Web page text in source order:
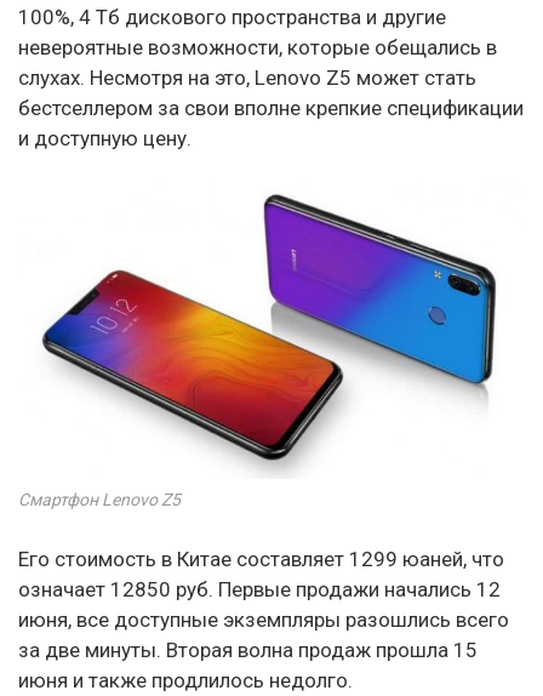
100%, 4 Тб дискового пространства и другие
невероятные возможности, которые обещались в
слухах. Несмотря на это, Lenovo Z5 может стать
бестселлером за свои вполне крепкие спецификации
и доступную цену.
Смартфон Lenovo Z5
Его стоимость в Китае составляет 1299 юаней, что
означает 12850 руб. Первые продажи начались 12
июня, все доступные экземпляры разошлись всего
за две минуты. Вторая волна продаж прошла 15
июня и также продлилось недолго.